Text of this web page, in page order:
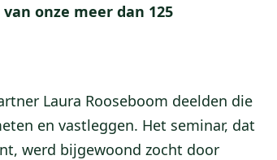
onze meer dan 125
Laura Rooseboom deelden die
en vastleggen. Het seminar, dat
werd bijgewoond zocht door